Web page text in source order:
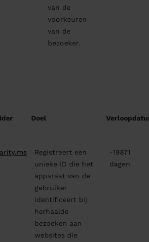
van de
voorkeuren
van de
bezoeker.
Doel
Registreert een
unieke ID die het
apparaat van de
gebruiker
identificeert bij
herhaalde
bezoeken aan
websites die
-19871
dagen